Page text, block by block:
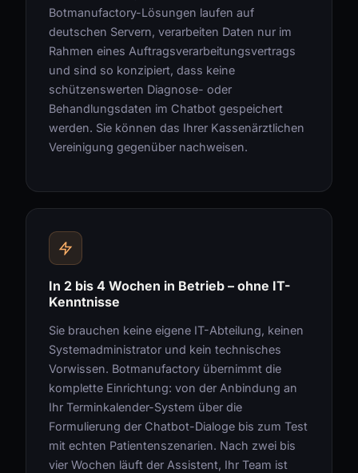
Botmanufactory-Lösungen laufen auf
deutschen Servern, verarbeiten Daten nur im
Rahmen eines Auftragsverarbeitungsvertrags
und sind so konzipiert, dass keine
schützenswerten Diagnose- oder
Behandlungsdaten im Chatbot gespeichert
werden. Sie können das Ihrer Kassenärztlichen
Vereinigung gegenüber nachweisen.
In 2 bis 4 Wochen in Betrieb – ohne IT-
Kenntnisse
Sie brauchen keine eigene IT-Abteilung, keinen
Systemadministrator und kein technisches
Vorwissen. Botmanufactory übernimmt die
komplette Einrichtung: von der Anbindung an
Ihr Terminkalender-System über die
Formulierung der Chatbot-Dialoge bis zum Test
mit echten Patientenszenarien. Nach zwei bis
vier Wochen läuft der Assistent, Ihr Team ist